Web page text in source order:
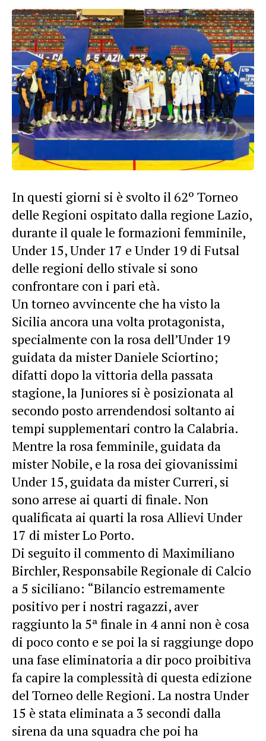
In questi giorni si è svolto il 62º Torneo
delle Regioni ospitato dalla regione Lazio,
durante il quale le formazioni femminile,
Under 15, Under 17 e Under 19 di Futsal
delle regioni dello stivale si sono
confrontare con i pari età.
Un torneo avvincente che ha visto la
Sicilia ancora una volta protagonista,
specialmente con la rosa dell’Under 19
guidata da mister Daniele Sciortino;
difatti dopo la vittoria della passata
stagione, la Juniores si è posizionata al
secondo posto arrendendosi soltanto ai
tempi supplementari contro la Calabria.
Mentre la rosa femminile, guidata da
mister Nobile, e la rosa dei giovanissimi
Under 15, guidata da mister Curreri, si
sono arrese ai quarti di finale. Non
qualificata ai quarti la rosa Allievi Under
17 di mister Lo Porto.
Di seguito il commento di Maximiliano
Birchler, Responsabile Regionale di Calcio
a 5 siciliano: “Bilancio estremamente
positivo per i nostri ragazzi, aver
raggiunto la 5ª finale in 4 anni non è cosa
di poco conto e se poi la si raggiunge dopo
una fase eliminatoria a dir poco proibitiva
fa capire la complessità di questa edizione
del Torneo delle Regioni. La nostra Under
15 è stata eliminata a 3 secondi dalla
sirena da una squadra che poi ha